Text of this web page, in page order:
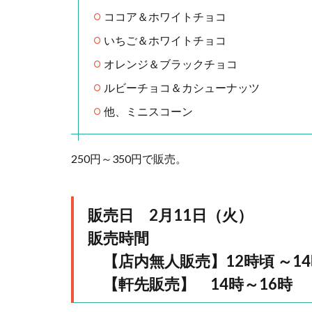
ココア＆ホワイトチョコ
いちご＆ホワイトチョコ
オレンジ＆ブラックチョコ
ルビーチョコ＆カシューナッツ
他、ミニスコーン
250円～350円で販売。
販売日 2月11日（火）
販売時間
【店内無人販売】12時頃 ～
【軒先販売】 14時～16時